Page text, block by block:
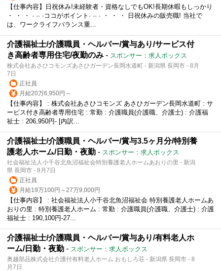
【仕事内容】日祝休み!未経験者・資格なしでもOK!長期休暇もしっかり
・ ・ ・ · ·· ·ココがポイント· ·· · ・ ・ ・ 日祝休みの販売職! 当社で
は、ワークライフバランス重...
介護福祉士/介護職員・ヘルパー/賞与あり/サービス付
き高齢者専用住宅/夜勤のみ - スポンサー：求人ボックス
株式会社あさひコモンズあさひガーデン長岡水道町 - 新潟県 長岡市 - 8月
7日
正社員
月給20万6,950円～
【仕事内容】 : 株式会社あさひコモンズ あさひガーデン長岡水道町 : サ
ービス付き高齢者専用住宅 : 常勤 : 介護職員(介護職、介護士) : 介護福
祉士 : 206,950円- [内訳...
介護福祉士/介護職員・ヘルパー/賞与3.5ヶ月分/特別養
護老人ホーム/日勤・夜勤 - スポンサー：求人ボックス
社会福祉法人小千谷北魚沼福祉会特別養護老人ホームあおりの里 - 新潟
県 長岡市 - 8月7日
正社員
月給19万100円～27万9,000円
【仕事内容】 : 社会福祉法人小千谷北魚沼福祉会 特別養護老人ホームあ
おりの里 : 特別養護老人ホーム : 常勤 : 介護職員(介護職、介護士) : 介護
福祉士 : 190,100円-27...
介護福祉士/介護職員・ヘルパー/賞与あり/有料老人ホ
ーム/日勤・夜勤 - スポンサー：求人ボックス
奥越部品株式会社介護付有料老人ホーム おもしろ荘 - 新潟県 長岡市 - 8
月7日